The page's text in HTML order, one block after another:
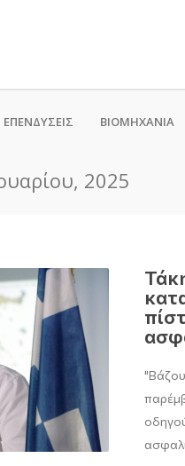
ΕΠΕΝΔΥΣΕΙΣ ΒΙΟΜΗΧΑΝΙΑ
2025